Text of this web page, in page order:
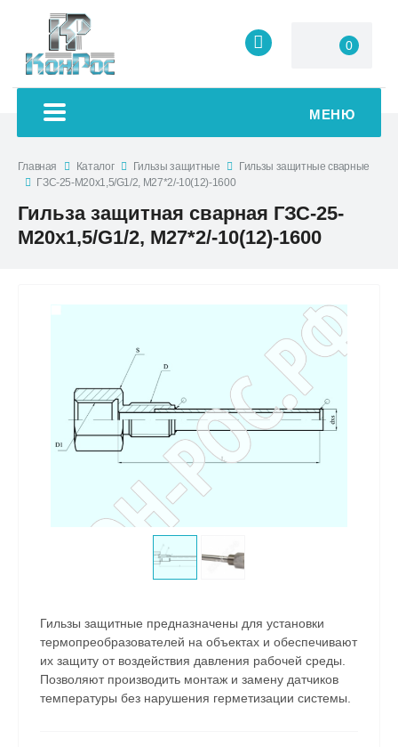
0
МЕНЮ
Главная Каталог Гильзы защитные
Гильзы защитные сварные
ГЗС-25-М20х1,5/G1/2, М27*2/-10(12)-1600
Гильза защитная сварная ГЗС-25-
М20х1,5/G1/2, М27*2/-10(12)-1600
Гильзы защитные предназначены для установки
термопреобразователей на объектах и обеспечивают
их защиту от воздействия давления рабочей среды.
Позволяют производить монтаж и замену датчиков
температуры без нарушения герметизации системы.